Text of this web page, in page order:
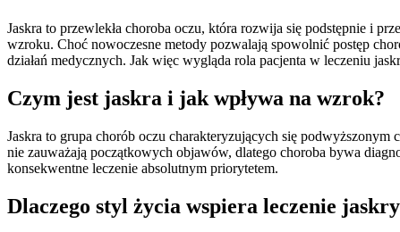
Jaskra to przewlekła choroba oczu, która rozwija się podstępnie i
wzroku. Choć nowoczesne metody pozwalają spowolnić postęp
działań medycznych. Jak więc wygląda rola pacjenta w leczeniu
Czym jest jaskra i jak wpływa na wzrok?
Jaskra to grupa chorób oczu charakteryzujących się
nie zauważają początkowych objawów, dlatego choroba bywa
konsekwentne leczenie absolutnym priorytetem.
Dlaczego styl życia wspiera leczenie